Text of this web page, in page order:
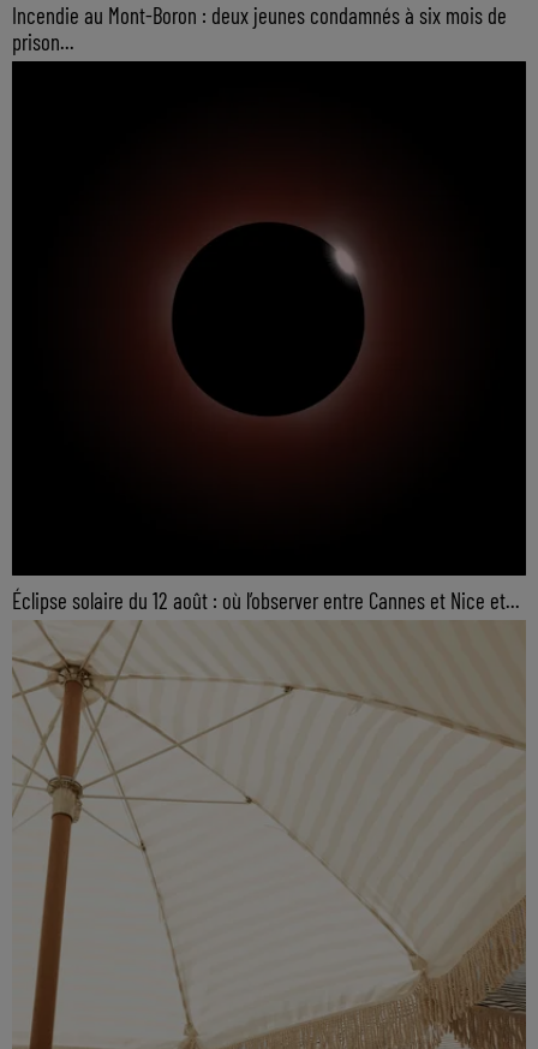
Incendie au Mont-Boron : deux jeunes condamnés à six mois de
prison...
Éclipse solaire du 12 août : où l’observer entre Cannes et Nice et...